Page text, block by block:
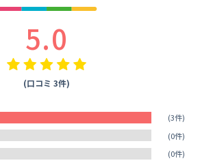
5.0
(口コミ 3件)
(3件)
(0件)
(0件)